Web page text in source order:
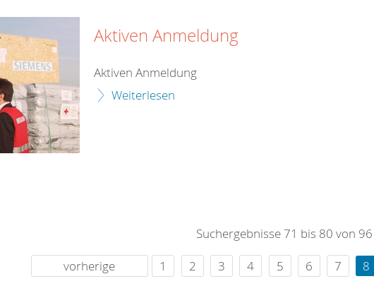
Aktiven Anmeldung
Aktiven Anmeldung
Weiterlesen
Suchergebnisse 71 bis 80 von 96
vorherige
1 2 3 4 5 6 7 8